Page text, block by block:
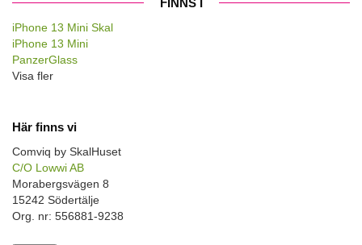
iPhone 13 Mini Skal
iPhone 13 Mini
PanzerGlass
Visa fler
Här finns vi
Comviq by SkalHuset
C/O Lowwi AB
Morabergsvägen 8
15242 Södertälje
Org. nr: 556881-9238